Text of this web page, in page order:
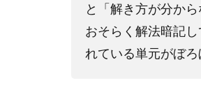
と「解き方が分から
おそらく解法暗記
れている単元がぼ